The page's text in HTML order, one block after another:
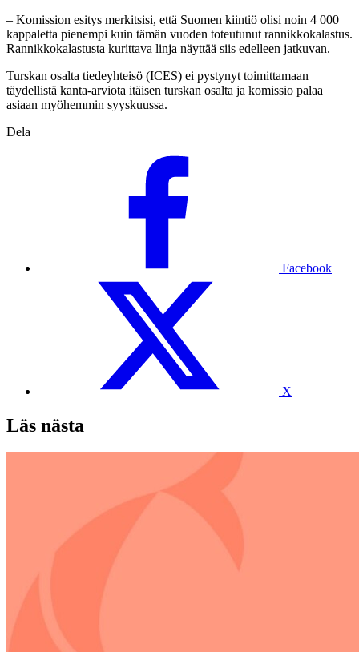
– Komission esitys merkitsisi, että Suomen kiintiö olisi noin 4 000
kappaletta pienempi kuin tämän vuoden toteutunut rannikkokalastus.
Rannikkokalastusta kurittava linja näyttää siis edelleen jatkuvan.
Turskan osalta tiedeyhteisö (ICES) ei pystynyt toimittamaan
täydellistä kanta-arviota itäisen turskan osalta ja komissio palaa
asiaan myöhemmin syyskuussa.
Dela
Facebook
X
Läs nästa